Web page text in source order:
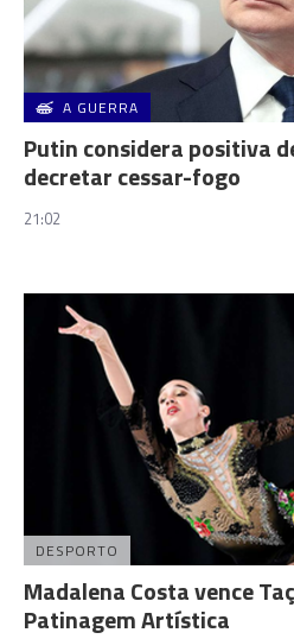
A GUERRA
Putin considera positiva
decretar cessar-fogo
21:02
DESPORTO
Madalena Costa vence
Patinagem Artística